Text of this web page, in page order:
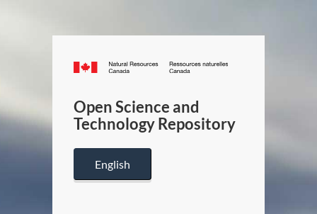
Canada.ca
/
Canada
Open Science and
Technology Repository
English